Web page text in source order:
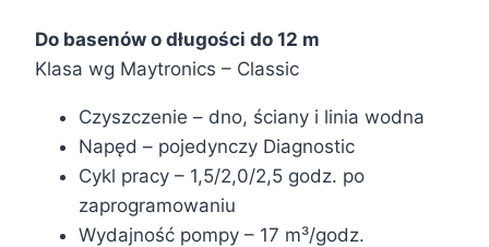
Do basenów o długości do 12 m
Klasa wg Maytronics – Classic
Czyszczenie – dno, ściany i linia wodna
Napęd – pojedynczy Diagnostic
Cykl pracy – 1,5/2,0/2,5 godz. po
zaprogramowaniu
Wydajność pompy – 17 m³/godz.